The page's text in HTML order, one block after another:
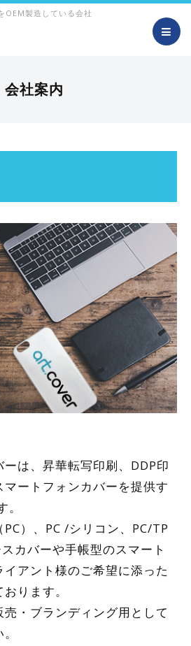
OEM製造している会社
会社案内
は、昇華転写印刷、DDP印
ートフォンカバーを提供す
）、PC /シリコン、PC/TP
カバーや手帳型のスマート
アント様のご希望に添った
ります。
・ブランディング用として